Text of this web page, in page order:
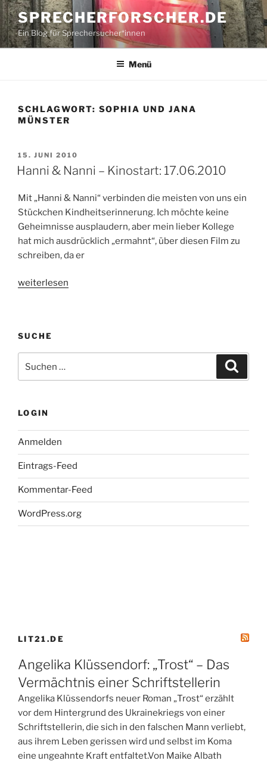
Zum
Inhalt
springen
SPRECHERFORSCHER.DE
Ein Blog für Sprechersucher*innen
Menü
SCHLAGWORT: SOPHIA UND JANA
MÜNSTER
VERÖFFENTLICHT
AM
15. JUNI 2010
Hanni & Nanni – Kinostart: 17.06.2010
Mit „Hanni & Nanni“ verbinden die meisten von uns ein
Stückchen Kindheitserinnerung. Ich möchte keine
Geheimnisse ausplaudern, aber mein lieber Kollege
hat mich ausdrücklich „ermahnt“, über diesen Film zu
schreiben, da er
„Hanni
Kinostart:
17.06.2010“
weiterlesen
SUCHE
nach:
LOGIN
Anmelden
Eintrags-Feed
Kommentar-Feed
WordPress.org
LIT21.DE
Angelika Klüssendorf: „Trost“ – Das
Vermächtnis einer Schriftstellerin
Angelika Klüssendorfs neuer Roman „Trost“ erzählt
vor dem Hintergrund des Ukrainekriegs von einer
Schriftstellerin, die sich in den falschen Mann verliebt,
aus ihrem Leben gerissen wird und selbst im Koma
eine ungeahnte Kraft entfaltet.Von Maike Albath